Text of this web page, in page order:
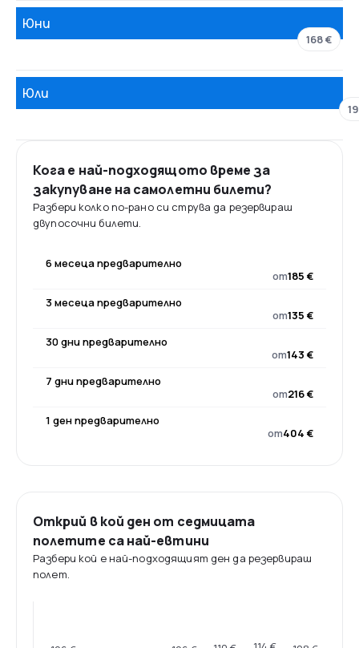
Юни
168 €
Юли
Кога е най-подходящото време за
закупуване на самолетни билети?
Разбери колко по-рано си струва да резервираш
двупосочни билети.
6 месеца предварително
от185 €
3 месеца предварително
от135 €
30 дни предварително
от143 €
7 дни предварително
от216 €
1 ден предварително
от404 €
Открий в кой ден от седмицата
полетите са най-евтини
Разбери кой е най-подходящият ден да резервираш
полет.